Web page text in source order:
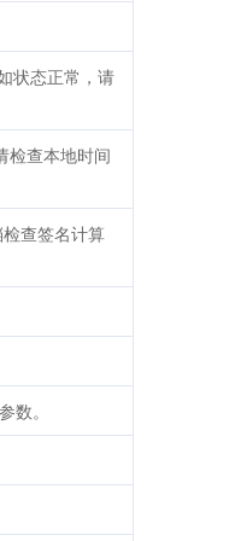
状态正常，请
检查本地时间
查签名计算
数。